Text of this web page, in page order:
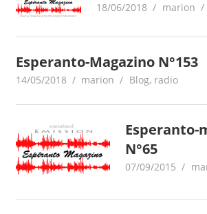
18/06/2018 marion
Esperanto-Magazino N°153
14/05/2018 marion Blog, radio
Esperanto-
N°65
07/09/2015